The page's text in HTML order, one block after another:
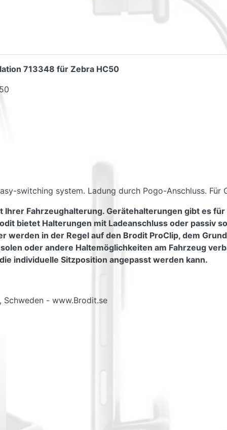
713348 für Zebra HC50
switching system. Ladung durch Pogo-Anschluss.
Fahrzeughalterung. Gerätehalterungen gibt es für
bietet Halterungen mit Ladeanschluss oder passiv
werden in der Regel auf den Brodit ProClip, dem
oder andere Haltemöglichkeiten am Fahrzeug
individuelle Sitzposition angepasst werden kann.
Schweden - www.Brodit.se